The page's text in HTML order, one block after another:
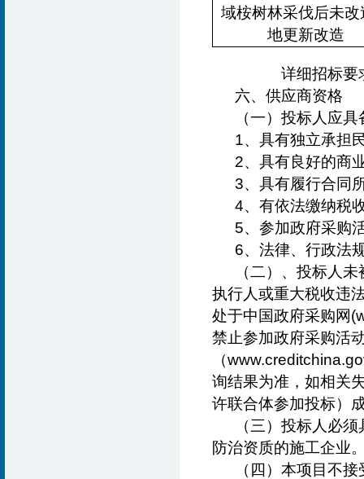
域桉树林采伐后未改
地更新改造
详细招标要
六、供应商资格
（一） 投标人应具
1、 具有独立承担
2、 具有良好的商
3、 具有履行合同
4、 有依法缴纳税
5、 参加政府采购
6、 法律、行政法
（二） 、投标人未
执行人或重大税收违
处于中国政府采购网
禁止参加政府采购活
（
询结果为准，如相关
许联合体参加投标）
（三 ） 投标人必须
防治资质的施工企业
（ 四 ） 本项目不接